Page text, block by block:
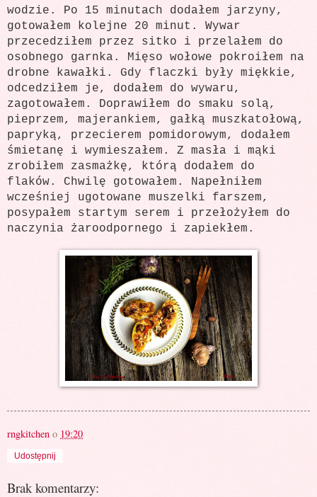
wodzie. Po 15 minutach dodałem jarzyny,
gotowałem kolejne 20 minut. Wywar
przecedziłem przez sitko i przelałem do
osobnego garnka. Mięso wołowe pokroiłem na
drobne kawałki. Gdy flaczki były miękkie,
odcedziłem je, dodałem do wywaru,
zagotowałem. Doprawiłem do smaku solą,
pieprzem, majerankiem, gałką muszkatołową,
papryką, przecierem pomidorowym, dodałem
śmietanę i wymieszałem. Z masła i mąki
zrobiłem zasmażkę, którą dodałem do
flaków. Chwilę gotowałem. Napełniłem
wcześniej ugotowane muszelki farszem,
posypałem startym serem i przełożyłem do
naczynia żaroodpornego i zapiekłem.
rngkitchen o 19:20
Udostępnij
Brak komentarzy: